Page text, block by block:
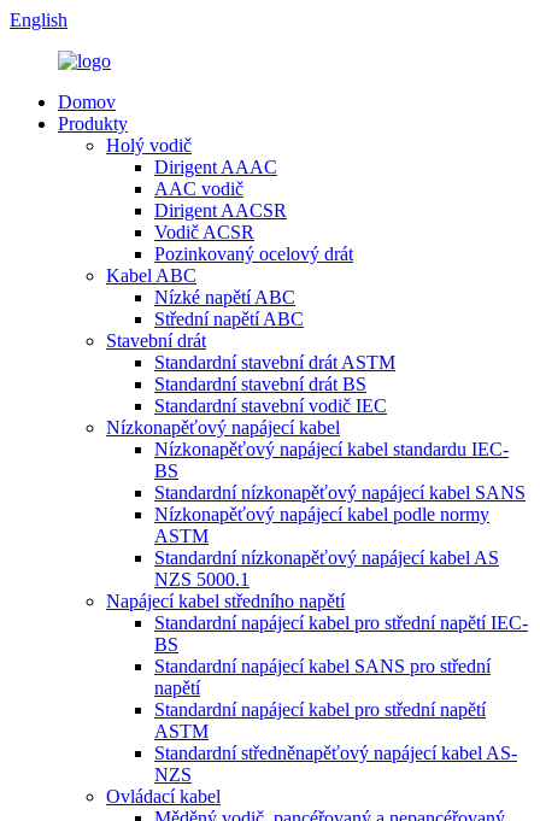
English
Domov
Produkty
Holý vodič
Dirigent AAAC
AAC vodič
Dirigent AACSR
Vodič ACSR
Pozinkovaný ocelový drát
Kabel ABC
Nízké napětí ABC
Střední napětí ABC
Stavební drát
Standardní stavební drát ASTM
Standardní stavební drát BS
Standardní stavební vodič IEC
Nízkonapěťový napájecí kabel
Nízkonapěťový napájecí kabel standardu IEC-
BS
Standardní nízkonapěťový napájecí kabel SANS
Nízkonapěťový napájecí kabel podle normy
ASTM
Standardní nízkonapěťový napájecí kabel AS
NZS 5000.1
Napájecí kabel středního napětí
Standardní napájecí kabel pro střední napětí IEC-
BS
Standardní napájecí kabel SANS pro střední
napětí
Standardní napájecí kabel pro střední napětí
ASTM
Standardní středněnapěťový napájecí kabel AS-
NZS
Ovládací kabel